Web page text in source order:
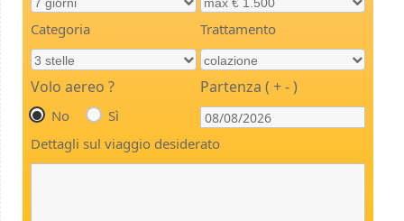
Categoria Trattamento
Volo aereo ?
No Sì
Partenza ( + - )
Dettagli sul viaggio desiderato